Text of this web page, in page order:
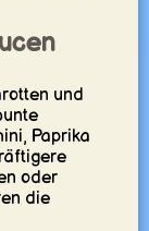
und
Paprika
oder
die